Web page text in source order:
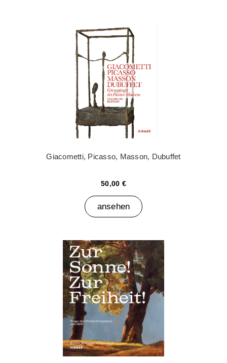
Giacometti, Picasso, Masson, Dubuffet
50,00 €
ansehen